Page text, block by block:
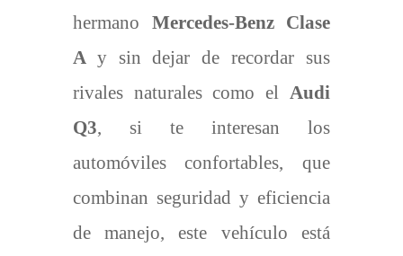
hermano Mercedes-Benz Clase
A y sin dejar de recordar sus
rivales naturales como elAudi
Q3, si te interesan los
automóviles confortables, que
combinan seguridad y eficiencia
de manejo, este vehículo está